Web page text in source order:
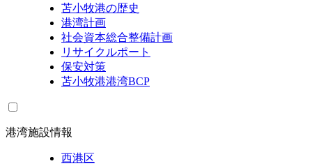
苫小牧港の歴史
港湾計画
社会資本総合整備計画
リサイクルポート
保安対策
苫小牧港港湾BCP
港湾施設情報
西港区